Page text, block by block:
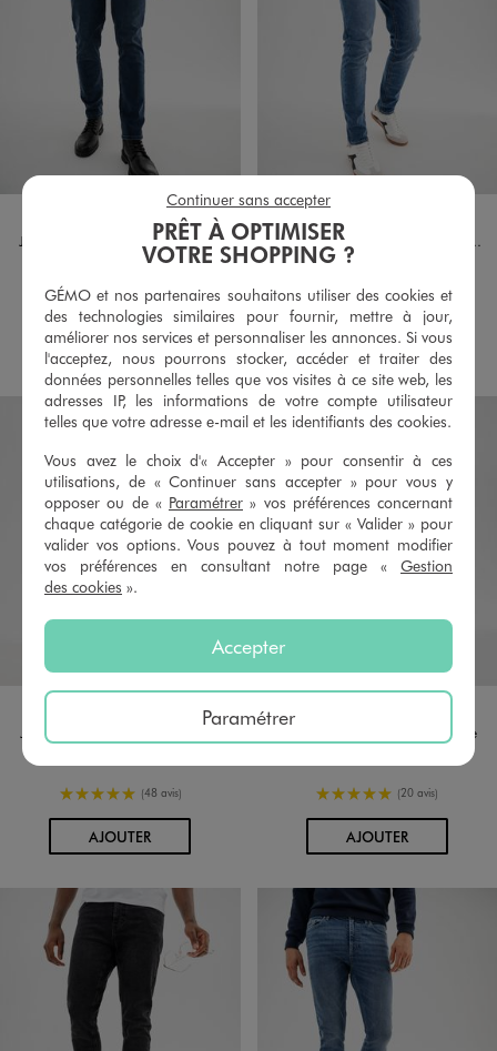
Disponible en 1 coloris
Jean Slim en coton stretch homme
35,99 €
5/5 de moyenne
(28 avis)
AJOUTERAU PANIER
Disponible en 1 coloris
Jean Slim délavé en coton stretch homme
35,99 €
4.5/5 de moyenne
(56 avis)
AJOUTERAU PANIER
Jean slim en coton stretch homme
5/5 de moyenne
(48 avis)
AJOUTERAU PANIER
Disponible en 1 coloris
Jean slim en coton stretch homme
5/5 de moyenne
(20 avis)
AJOUTERAU PANIER
PRÊT À OPTIMISER
VOTRE SHOPPING ?
GÉMO et nos partenaires souhaitons utiliser des cookies et
des technologies similaires pour fournir, mettre à jour,
améliorer nos services et personnaliser les annonces. Si vous
l'acceptez, nous pourrons stocker, accéder et traiter des
données personnelles telles que vos visites à ce site web, les
adresses IP, les informations de votre compte utilisateur
telles que votre adresse e-mail et les identifiants des cookies.
Vous avez le choix d'« Accepter » pour consentir à ces
utilisations, de « Continuer sans accepter » pour vous y
opposer ou de « Paramétrer » vos préférences concernant
chaque catégorie de cookie en cliquant sur « Valider » pour
valider vos options. Vous pouvez à tout moment modifier
vos préférences en consultant notre page « Gestion
des cookies ».
Accepter
Paramétrer
Continuer sans accepter